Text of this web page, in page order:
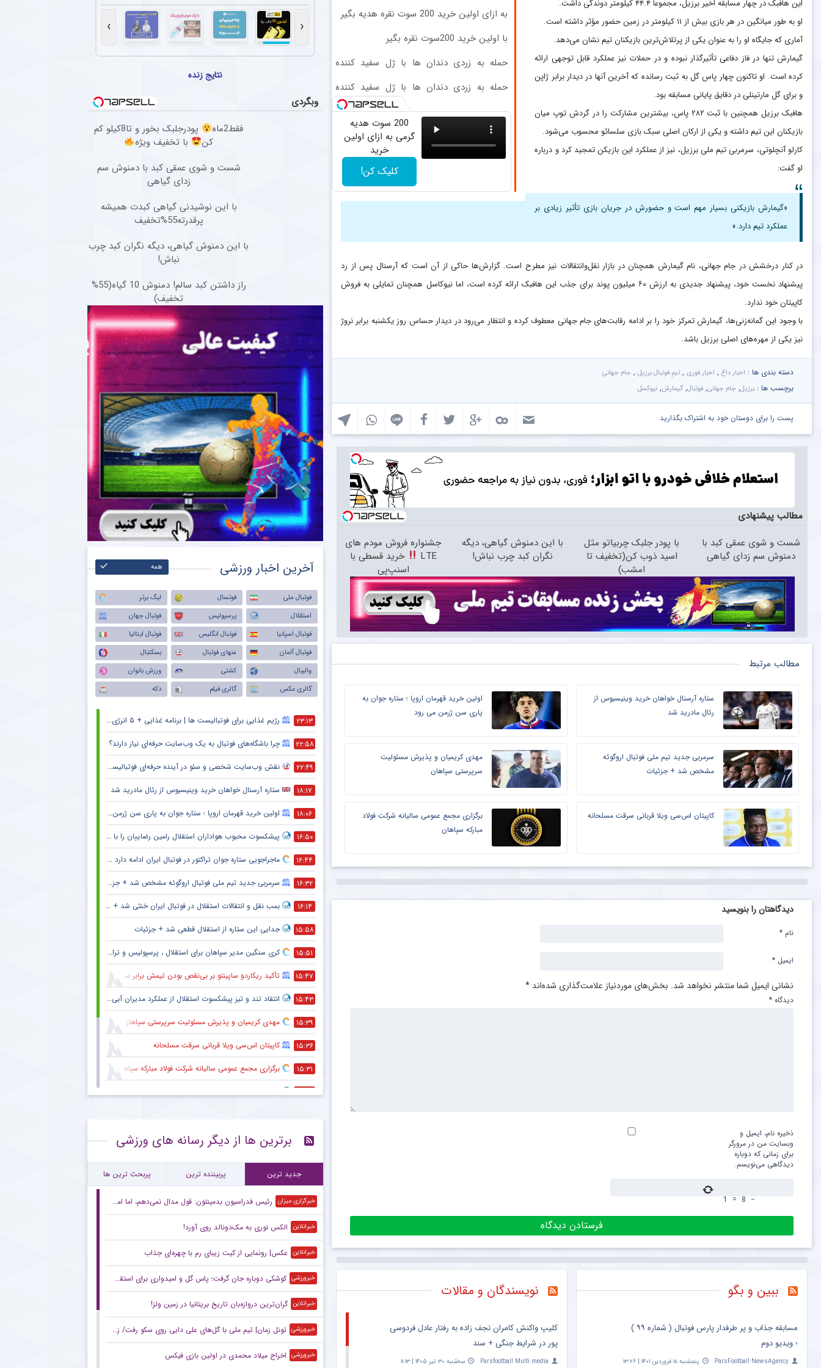
به ازای اولین خرید 200 سوت نقره هدیه بگیر
با اولین خرید 200سوت نقره بگیر
حمله به زردی دندان ها با ژل سفید کننده
حمله به زردی دندان ها با ژل سفید کننده
200 سوت هدیه
گرمی به ازای اولین
خرید
کلیک کن!
این هافبک در چهار مسابقه اخیر برزیل، مجموعاً ۴۴.۴ کیلومتر دوندگی داشت.
او به طور میانگین در هر بازی بیش از ۱۱ کیلومتر در زمین حضور مؤثر داشته است.
آماری که جایگاه او را به عنوان یکی از پرتلاش‌ترین بازیکنان تیم نشان می‌دهد.
گیمارش تنها در فاز دفاعی تأثیرگذار نبوده و در حملات نیز عملکرد قابل توجهی ارائه
کرده است. او تاکنون چهار پاس گل به ثبت رسانده که آخرین آنها در دیدار برابر ژاپن
و برای گل مارتینلی در دقایق پایانی مسابقه بود.
هافبک برزیل همچنین با ثبت ۲۸۲ پاس، بیشترین مشارکت را در گردش توپ میان
بازیکنان این تیم داشته و یکی از ارکان اصلی سبک بازی سلسائو محسوب می‌شود.
کارلو آنچلوتی، سرمربی تیم ملی برزیل، نیز از عملکرد این بازیکن تمجید کرد و درباره
او گفت:
«گیمارش بازیکنی بسیار مهم است و حضورش در جریان بازی تأثیر زیادی بر
عملکرد تیم دارد.»
در کنار درخشش در جام جهانی، نام گیمارش همچنان در بازار نقل‌وانتقالات نیز مطرح است. گزارش‌ها حاکی از آن است که آرسنال پس از رد
پیشنهاد نخست خود، پیشنهاد جدیدی به ارزش ۶۰ میلیون پوند برای جذب این هافبک ارائه کرده است، اما نیوکاسل همچنان تمایلی به فروش
کاپیتان خود ندارد.
با وجود این گمانه‌زنی‌ها، گیمارش تمرکز خود را بر ادامه رقابت‌های جام جهانی معطوف کرده و انتظار می‌رود در دیدار حساس روز یکشنبه برابر نروژ
نیز یکی از مهره‌های اصلی برزیل باشد.
دسته بندی ها : اخبار داغ , اخبار فوری , تیم فوتبال برزیل , جام جهانی
برچسب ها : برزیل, جام جهانی, فوتبال, گیمارش, نیوکسل
پست را برای دوستان خود به اشتراک بگذارید
مطالب پیشنهادی
شست و شوی عمقی کبد با
دمنوش سم زدای گیاهی
با پودر جلبک چربیاتو مثل
اسید ذوب کن(تخفیف تا
امشب)
با این دمنوش گیاهی، دیگه
نگران کبد چرب نباش!
جشنواره فروش مودم های
LTE
خرید قسطی با
اسنپ‌پی
مطالب مرتبط
ستاره آرسنال خواهان خرید وینیسیوس از
رئال مادرید شد
اولین خرید قهرمان اروپا ؛ ستاره جوان به
پاری سن ژرمن می رود
سرمربی جدید تیم ملی فوتبال اروگوئه
مشخص شد + جزئیات
مهدی کریمیان و پذیرش مسئولیت
سرپرستی سپاهان
کاپیتان اس‌سی ویلا قربانی سرقت مسلحانه
برگزاری مجمع عمومی سالیانه شرکت فولاد
مبارکه سپاهان
دیدگاهتان را بنویسید
نشانی ایمیل شما منتشر نخواهد شد. بخش‌های موردنیاز علامت‌گذاری شده‌اند *
دیدگاه *
نام *
ایمیل *
ذخیره نام، ایمیل و
وبسایت من در مرورگر
برای زمانی که دوباره
دیدگاهی می‌نویسم.
−
8
=
1
ببین و بگو
مسابقه جذاب و پر طرفدار پارس فوتبال ( شماره ۹۹ )
؛ ویدیو دوم
ParsFootball NewsAgency پنجشنبه ۱۸ فروردین ۱۴۰۱ | ۱۳:۲۶
نویسندگان و مقالات
کلیپ واکنش کامران نجف زاده به رفتار عادل فردوسی
پور در شرایط جنگی + سند
Parsfootball Multi media سه‌شنبه ۳۰ تیر ۱۴۰۵ | ۱۱:۱۳
فرهاد مجیدی در پنجاه‌سالگی، دور از هیاهوی فوتبال ایران، روزهای آرامی را در دبی سپری می‌کند و
اخبار جدایی این ستاره از استقلال قطعی شد + جزئیات
تیم فوتبال پرسپولیس در مسابقات پیش فصل شکستی نداشته و توانسته گل های زیادی را به ثمر برساند.
سرمربی فصل گذشته سپاهان با تمدید یک فصل دیگر در این تیم ماند + عکس
بیان محمودی، سرمربی فصل گذشته سپاهان، با وجود شایعات حضور در پرسپولیس، قرارداد خود را برای
‹
›
نتایج زنده
وبگردی
فقط2ماه
پودرجلبک بخور و تا8کیلو کم
کن
با تخفیف ویژه
شست و شوی عمقی کبد با دمنوش سم
زدای گیاهی
با این نوشیدنی گیاهی کبدت همیشه
پرقدرته55%تخفیف
با این دمنوش گیاهی، دیگه نگران کبد چرب
نباش!
راز داشتن کبد سالم! دمنوش 10 گیاه(55%
تخفیف)
آخرین اخبار ورزشی همه
فوتبال ملی فوتسال
لیگ برتر
استقلال
پرسپولیس
فوتبال جهان
فوتبال اسپانیا
فوتبال انگلیس
فوتبال ایتالیا
فوتبال آلمان
منهای فوتبال
بسکتبال
والیبال
کشتی
ورزش بانوان
گالری عکس
گالری فیلم دکه
۲۳:۱۳ رژیم غذایی برای فوتبالیست ها | برنامه غذایی + ۵ انرژی زا
۲۲:۵۸ چرا باشگاه‌های فوتبال به یک وب‌سایت حرفه‌ای نیاز دارند؟
۲۲:۴۹ نقش وب‌سایت شخصی و سئو در آینده حرفه‌ای فوتبالیست‌ها و مربیان
۱۸:۱۷ ستاره آرسنال خواهان خرید وینیسیوس از رئال مادرید شد
۱۸:۰۶ اولین خرید قهرمان اروپا ؛ ستاره جوان به پاری سن ژرمن می رود
۱۶:۵۰ پیشکسوت محبوب هواداران استقلال رامین رضاییان را با خاک یکسان کرد + جزئیات
۱۶:۴۴ ماجراجویی ستاره جوان تراکتور در فوتبال ایران ادامه دارد + جزئیات
۱۶:۳۲ سرمربی جدید تیم ملی فوتبال اروگوئه مشخص شد + جزئیات
۱۶:۱۴ بمب نقل و انتقالات استقلال در فوتبال ایران خنثی شد + جزئیات
۱۵:۵۸ جدایی این ستاره از استقلال قطعی شد + جزئیات
۱۵:۵۱ کری سنگین مدیر سپاهان برای استقلال ، پرسپولیس و تراکتور + جزئیات
۱۵:۴۷ تأکید ریکاردو ساپینتو بر بی‌نقص بودن تیمش برابر سالزبورگ
۱۵:۴۳ انتقاد تند و تیز پیشکسوت استقلال از عملکرد مدیران آبی + جزئیات
۱۵:۳۹ مهدی کریمیان و پذیرش مسئولیت سرپرستی سپاهان
۱۵:۳۶ کاپیتان اس‌سی ویلا قربانی سرقت مسلحانه
۱۵:۳۱ برگزاری مجمع عمومی سالیانه شرکت فولاد مبارکه سپاهان
۱۵:۲۸
۱۵:۲۴ استقلال و روزهای دشوار با پنجره نقل‌وانتقالاتی بسته
۱۲:۲۷ پیام مهم پیشکسوت پرسپولیس برای هواداران سرخ + جزئیات
برترین ها از دیگر رسانه های ورزشی
جدید ترین پربیننده ترین پربحث ترین ها
خبرگزاری میزان رئیس فدراسیون بدمینتون: قول مدال نمی‌دهم، اما امیدوارم در ناگویا و داکار اتفاقات خوبی بیفتد/ هدف اصلی ما کسب سهمیه المپیک لس‌آنجلس است
خبرانلاین الکس نوری به مک‌دونالد روی آورد!
خبرانلاین عکس| رونمایی از کیت زیبای رم با چهره‌ای جذاب
خبرورزشی کوشکی دوباره جان گرفت؛ پاس گل و امیدواری برای استقلال
خبرانلاین گران‌ترین دروازه‌بان تاریخ بریتانیا در زمین ولز!
خبرورزشی تونل زمان| تیم ملی با گل‌های علی دایی روی سکو رفت/ زخم کاری ایران بر پیکر بحرین
خبرورزشی اخراج میلاد محمدی در اولین بازی فیکس